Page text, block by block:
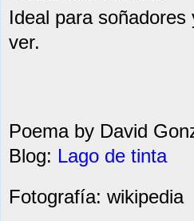
Ideal para
ver.
Poema by David
Blog: Lago de tinta
Fotografía: wikipedia